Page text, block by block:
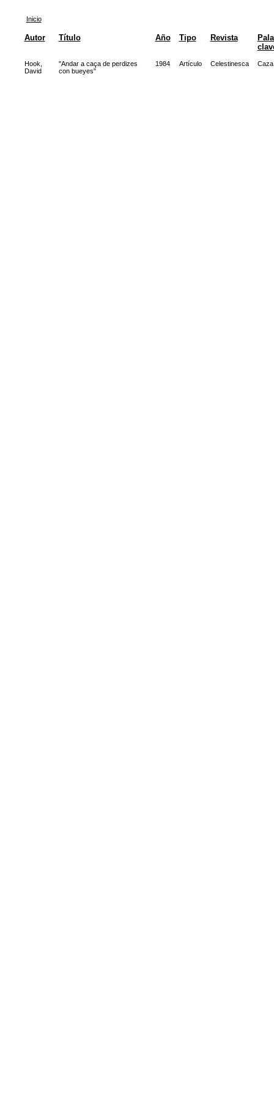
Inicio
Autor Título Año Tipo Revista
Hook,
David
"Andar a caça de perdizes
con bueyes"
1984 Artículo Celestinesca Caza